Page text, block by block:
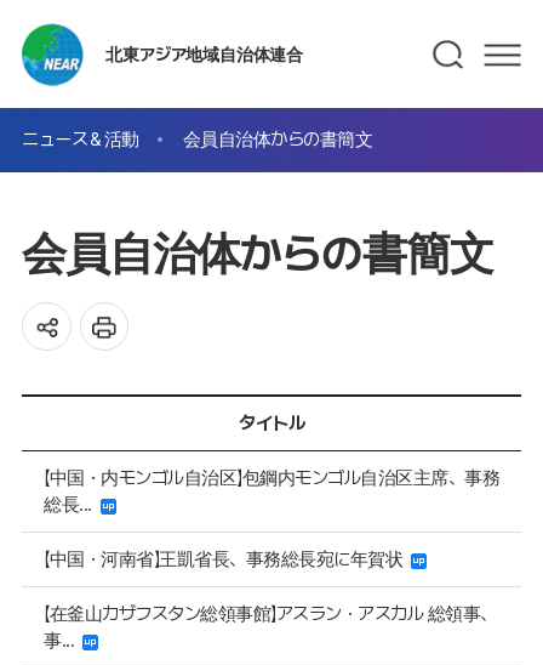
北東アジア地域自治体連合
ニュース＆活動 会員自治体からの書簡文
会員自治体からの書簡文
タイトル
【中国・内モンゴル自治区】包鋼内モンゴル自治区主席、事務
総長...
【中国・河南省】王凱省長、事務総長宛に年賀状
【在釜山カザフスタン総領事館】アスラン・アスカル 総領事、
事...